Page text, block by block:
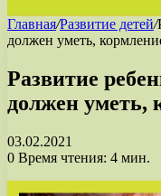
Главная/Развитие детей/
должен уметь,
Развитие
должен уметь,
03.02.2021
0 Время чтения: 4 мин.